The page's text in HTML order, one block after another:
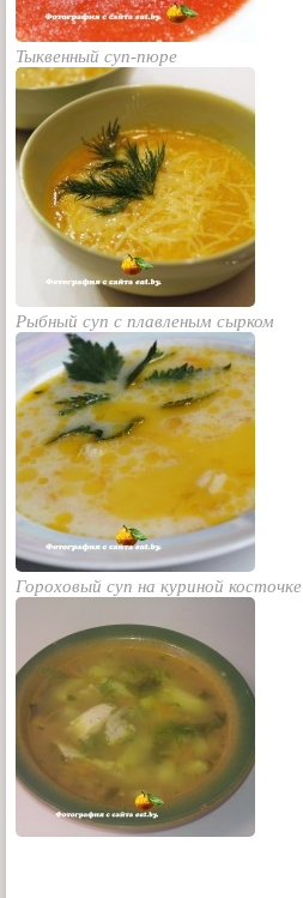
Тыквенный суп-пюре
Рыбный суп с плавленым сырком
Гороховый суп на куриной косточке